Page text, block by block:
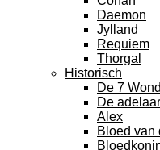
Daemon
Jylland
Requiem
Thorgal
Historisch
De 7
De
Alex
Bloed van